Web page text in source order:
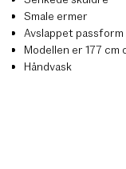
Smale ermer
Avslappet passform
Modellen er 177
Håndvask